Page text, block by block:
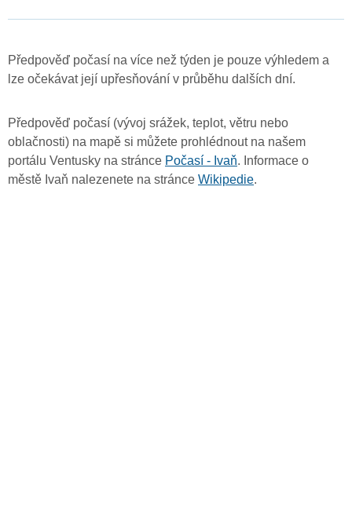
Předpověď počasí na více než týden je pouze výhledem a
lze očekávat její upřesňování v průběhu dalších dní.
Předpověď počasí (vývoj srážek, teplot, větru nebo
oblačnosti) na mapě si můžete prohlédnout na našem
portálu Ventusky na stránce Počasí - Ivaň. Informace o
městě Ivaň nalezenete na stránce Wikipedie.